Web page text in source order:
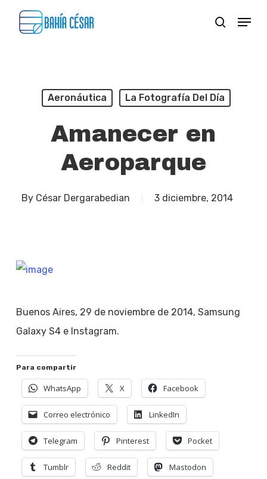
search
Menu
Aeronáutica La Fotografía Del Día
Amanecer en
Aeroparque
By César Dergarabedian 3 diciembre, 2014
Buenos Aires, 29 de noviembre de 2014, Samsung
Galaxy S4 e Instagram.
Para compartir
WhatsApp X Facebook
Correo electrónico LinkedIn
Telegram Pinterest Pocket
Tumblr Reddit Mastodon